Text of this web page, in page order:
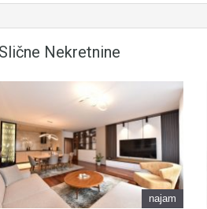
Slične Nekretnine
najam